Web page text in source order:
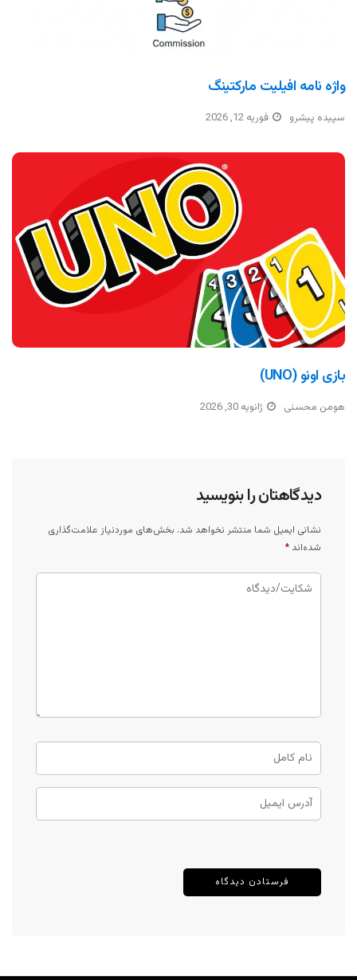
واژه نامه افیلیت مارکتینگ
سپیده پیشرو فوریه 12, 2026
بازی اونو (UNO)
هومن محسنی ژانویه 30, 2026
دیدگاهتان را بنویسید
نشانی ایمیل شما منتشر نخواهد شد. بخش‌های موردنیاز علامت‌گذاری
شده‌اند *